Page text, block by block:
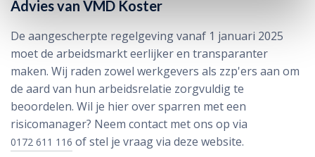
Advies van VMD Koster
De aangescherpte regelgeving vanaf 1 januari 2025
moet de arbeidsmarkt eerlijker en transparanter
maken. Wij raden zowel werkgevers als zzp'ers aan om
de aard van hun arbeidsrelatie zorgvuldig te
beoordelen. Wil je hier over sparren met een
risicomanager? Neem contact met ons op via
0172 611 116 of stel je vraag via deze website.